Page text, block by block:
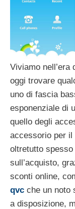
Viviamo nell’era
oggi trovare
uno di fascia
esponenziale di
quello degli
accessorio per il
oltretutto
sull’acquisto,
sconti online,
qvc che un noto
a disposizione,